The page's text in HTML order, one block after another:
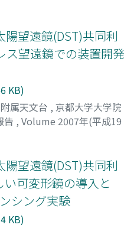
望遠鏡(DST)共同利
ス望遠鏡での装置開発
KB)
属天文台 , 京都大学大学院
告 , Volume 2007年(平成19
望遠鏡(DST)共同利
可変形鏡の導入と
シング実験
KB)